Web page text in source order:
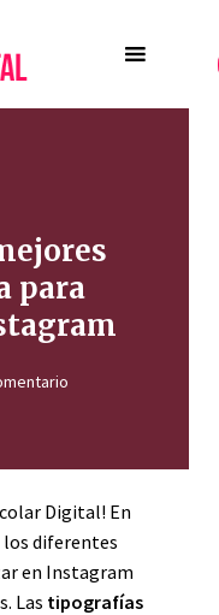
para
Digital! En
diferentes
en Instagram
Las tipografías